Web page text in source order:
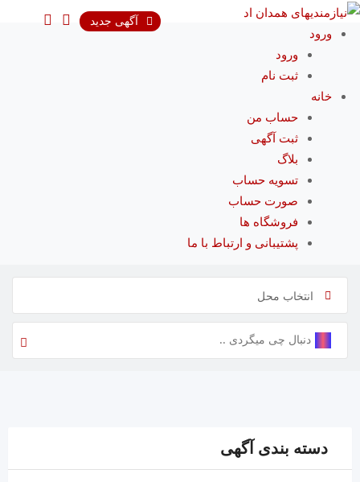
پرش
آگهی جدید
ورود
ورود
ثبت نام
خانه
حساب من
ثبت آگهی
بلاگ
تسویه حساب
صورت حساب
فروشگاه ها
پشتیبانی و ارتباط با ما
انتخاب محل
دسته بندی آگهی